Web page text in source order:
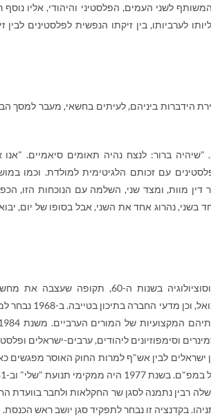
לשני העמים, הפלסטיני והיהודי, אליו נוסף
לערביותו, בין זיקתו הנפשית לפלסטינים לבין
הידברות ביניהם, לעיתים בחשאי, מעבר למסך
. "שיהיה ברור: לנצח נהיה תאומים סיאמיים. "אנו
עם זכותם הלגיטימית למולדת. וכמו
מוות, ומצד שני, השלמה עם הנוכחות הזו,
נהרוג אחד את השני, אבל בסופו של יום,
, יליד טייבה, בוגר האוניברסיטה העברית ביחסים בינלאומיים וסוציולוגיה בשנות ה-60, תקופה
החברתית-פוליטית. לימד ערבית בבתי ספר יהודיים, ביניהם בית הספר בגן שמואל,
וסימפוזיונים ליהודים, ערבים-ישראלים
לבין אש"ף למרות החוק האוסר מפגשים
לדעתו, מפגשים
כינון ממשלה רבין נתמנה לסגן שר החקלאות ולחבר בוועדת